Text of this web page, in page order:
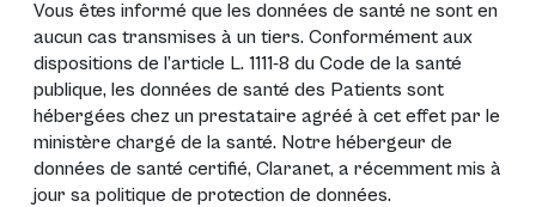
Vous êtes informé que les données de santé ne sont en
aucun cas transmises à un tiers. Conformément aux
dispositions de l’article L. 1111-8 du Code de la santé
publique, les données de santé des Patients sont
hébergées chez un prestataire agréé à cet effet par le
ministère chargé de la santé. Notre hébergeur de
données de santé certifié, Claranet, a récemment mis à
jour sa politique de protection de données.